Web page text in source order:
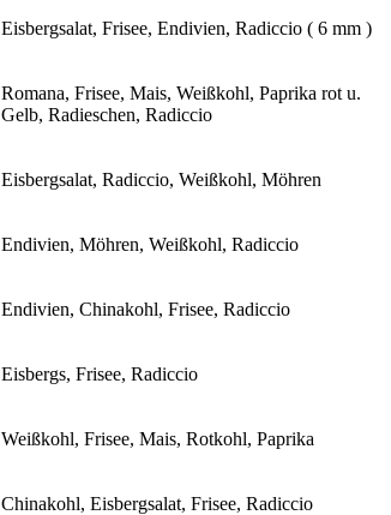
Eisbergsalat, Frisee, Endivien, Radiccio ( 6 mm )
Romana, Frisee, Mais, Weißkohl, Paprika rot u.
Gelb, Radieschen, Radiccio
Eisbergsalat, Radiccio, Weißkohl, Möhren
Endivien, Möhren, Weißkohl, Radiccio
Endivien, Chinakohl, Frisee, Radiccio
Eisbergs, Frisee, Radiccio
Weißkohl, Frisee, Mais, Rotkohl, Paprika
Chinakohl, Eisbergsalat, Frisee, Radiccio